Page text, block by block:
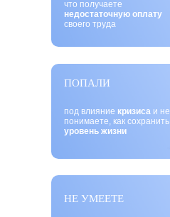
что получаете
недостаточную оплату
своего труда
ПОПАЛИ
под влияние кризиса и не
понимаете, как сохранить
уровень жизни
НЕ УМЕЕТЕ